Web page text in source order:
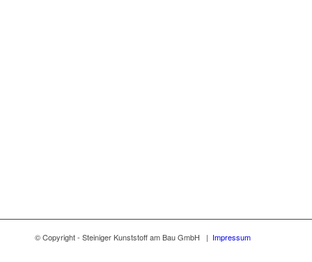
© Copyright - Steiniger Kunststoff am Bau GmbH | Impressum